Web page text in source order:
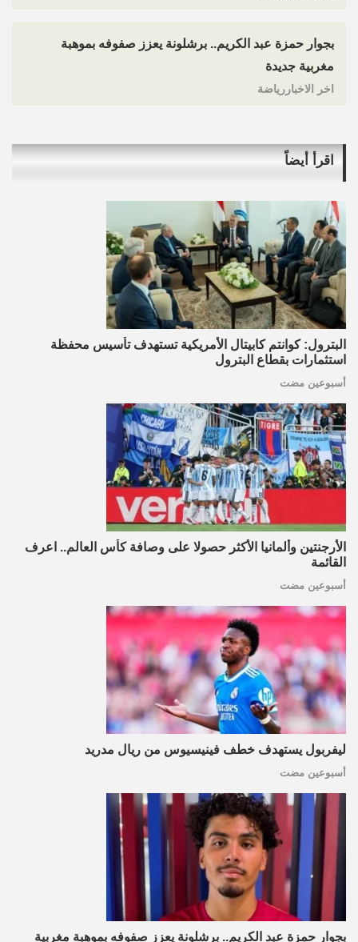
بجوار حمزة عبد الكريم.. برشلونة يعزز صفوفه بموهبة
مغربية جديدة
اخر الاخباررياضة
اقرأ أيضاً
البترول: كوانتم كابيتال الأمريكية تستهدف تأسيس محفظة
استثمارات بقطاع البترول
أسبوعين مضت
الأرجنتين وألمانيا الأكثر حصولا على وصافة كأس العالم.. اعرف
القائمة
أسبوعين مضت
ليفربول يستهدف خطف فينيسيوس من ريال مدريد
أسبوعين مضت
بجوار حمزة عبد الكريم.. برشلونة يعزز صفوفه بموهبة مغربية